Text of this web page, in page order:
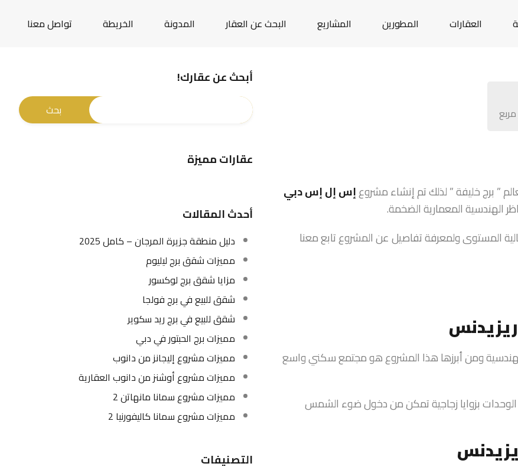
العقارات المطورين المشاريع البحث عن العقار المدونة الخريطة تواصل معنا
” برج خليفة ” لذلك تم إنشاء مشروعإس إل إس دبي
الهندسية المعمارية الضخمة.
المستوى ولمعرفة تفاصيل عن المشروع تابع معنا
الهندسية ومن أبرزها هذا المشروع هو مجتمع سكني واسع
تتميز الوحدات بزوايا زجاجية تمكن من دخول ضوء الشمس
أبحث عن عقارك!
عقارات مميزة
أحدث المقالات
دليل منطقة جزيرة المرجان – كامل 2025
مميزات شقق برج ليليوم
مزايا شقق برج لوكسور
شقق للبيع في برج فولجا
شقق للبيع في برج ريد سكوير
مميزات برج الحبتور في دبي
مميزات مشروع إليجانز من دانوب
مميزات مشروع أوشنز من دانوب العقارية
مميزات مشروع سمانا مانهاتن 2
مميزات مشروع سمانا كاليفورنيا 2
التصنيفات